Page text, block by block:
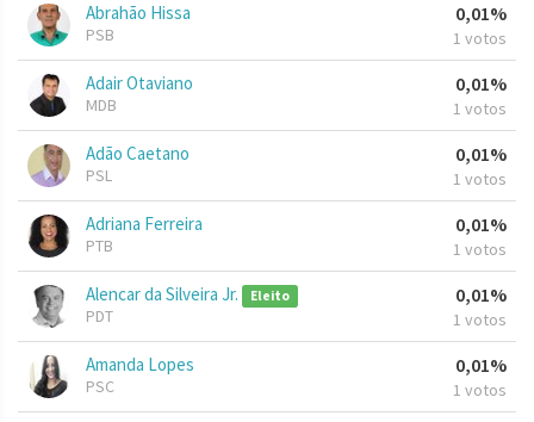
Abrahão Hissa
PSB
0,01%
1 votos
Adair Otaviano
MDB
0,01%
1 votos
Adão Caetano
PSL
0,01%
1 votos
Adriana Ferreira
PTB
0,01%
1 votos
Alencar da Silveira Jr. Eleito
PDT
0,01%
1 votos
Amanda Lopes
PSC
0,01%
1 votos